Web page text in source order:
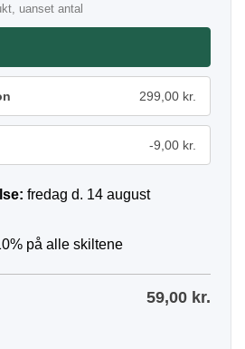
uanset antal
299,00 kr.
-9,00 kr.
fredag d. 14 august
på alle skiltene
59,00 kr.